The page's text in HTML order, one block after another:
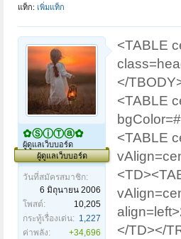
แท็ก: เพิ่มแท็ก
✿ⓈⓘⓉⓐ✿
ผู้ดูแลเว็บบอร์ด
ผู้ดูแลเว็บบอร์ด
วันที่สมัครสมาชิก:
6 มิถุนายน 2006
โพสต์:
10,205
กระทู้เรื่องเด่น: 1,227
ค่าพลัง:
+34,696
<TABLE
</
<TABLE
<TABLE
</TD></